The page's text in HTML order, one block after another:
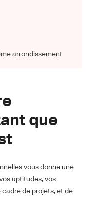
arrondissement
que
vous donne une
aptitudes, vos
de projets, et de